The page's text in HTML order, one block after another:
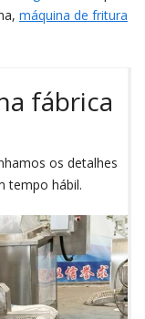
máquina de fritura
fábrica
os detalhes
tempo hábil.